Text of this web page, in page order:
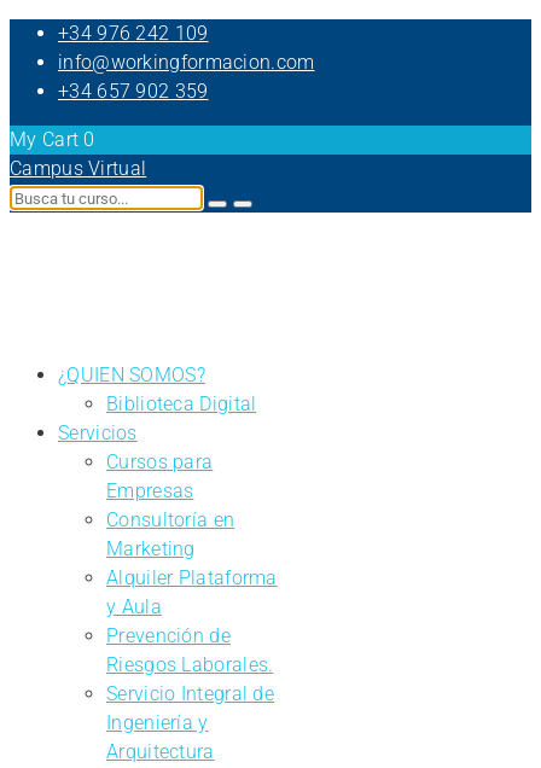
+34 976 242 109
info@workingformacion.com
+34 657 902 359
My Cart 0
Campus Virtual
¿QUIEN SOMOS?
Biblioteca Digital
Servicios
Cursos para
Empresas
Consultoría en
Marketing
Alquiler Plataforma
y Aula
Prevención de
Riesgos Laborales.
Servicio Integral de
Ingeniería y
Arquitectura